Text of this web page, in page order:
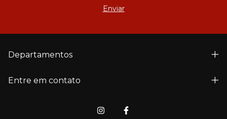
Departamentos
Entre em contato